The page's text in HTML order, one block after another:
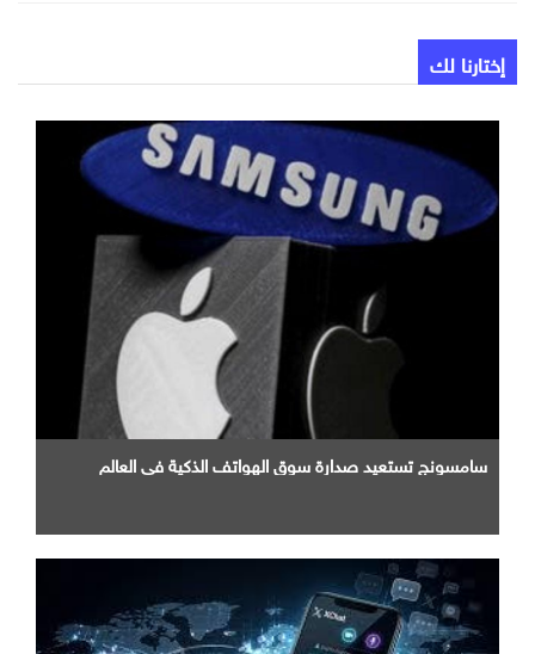
إختارنا لك
سامسونج تستعيد صدارة سوق الهواتف الذكية في العالم